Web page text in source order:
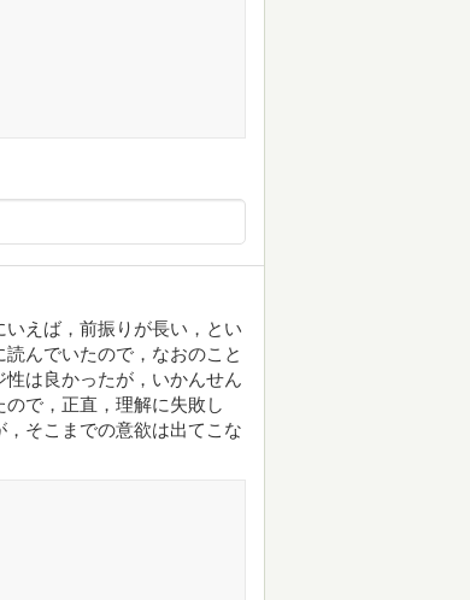
えば，前振りが長い，とい
んでいたので，なおのこと
は良かったが，いかんせん
で，正直，理解に失敗し
そこまでの意欲は出てこな